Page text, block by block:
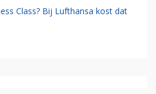
Class? Bij Lufthansa kost dat